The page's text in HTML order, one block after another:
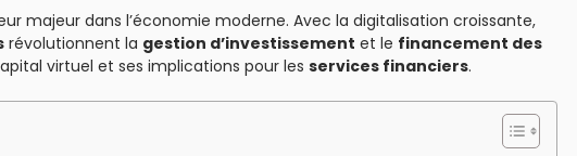
majeur dans l’économie moderne. Avec la digitalisation croissante,
révolutionnent la gestion d’investissement et le financement des
virtuel et ses implications pour les services financiers.